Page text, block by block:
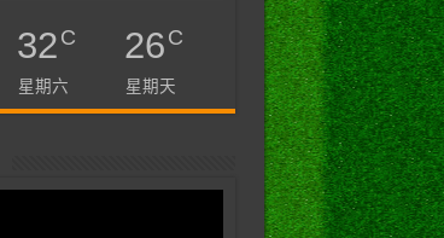
32C
星期六
26C
星期天